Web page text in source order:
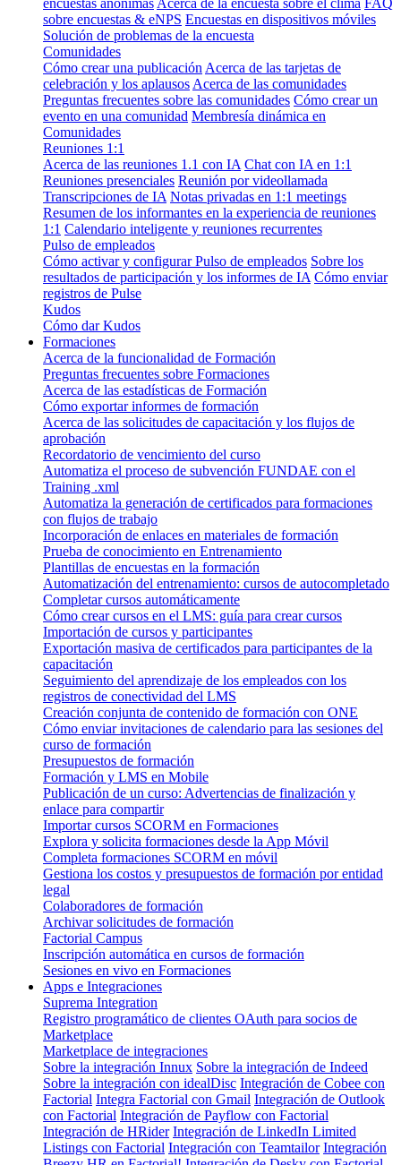
sobre encuestas & eNPS Encuestas en dispositivos móviles
Solución de problemas de la encuesta
Comunidades
Cómo crear una publicación Acerca de las tarjetas de
celebración y los aplausos Acerca de las comunidades
Preguntas frecuentes sobre las comunidades Cómo crear un
evento en una comunidad Membresía dinámica en
Comunidades
Reuniones 1:1
Acerca de las reuniones 1.1 con IA Chat con IA en 1:1
Reuniones presenciales Reunión por videollamada
Transcripciones de IA Notas privadas en 1:1 meetings
Resumen de los informantes en la experiencia de reuniones
1:1 Calendario inteligente y reuniones recurrentes
Pulso de empleados
Cómo activar y configurar Pulso de empleados Sobre los
resultados de participación y los informes de IA Cómo enviar
registros de Pulse
Kudos
Cómo dar Kudos
Formaciones
Acerca de la funcionalidad de Formación
Preguntas frecuentes sobre Formaciones
Acerca de las estadísticas de Formación
Cómo exportar informes de formación
Acerca de las solicitudes de capacitación y los flujos de
aprobación
Recordatorio de vencimiento del curso
Automatiza el proceso de subvención FUNDAE con el
Training .xml
Automatiza la generación de certificados para formaciones
con flujos de trabajo
Incorporación de enlaces en materiales de formación
Prueba de conocimiento en Entrenamiento
Plantillas de encuestas en la formación
Automatización del entrenamiento: cursos de autocompletado
Completar cursos automáticamente
Cómo crear cursos en el LMS: guía para crear cursos
Importación de cursos y participantes
Exportación masiva de certificados para participantes de la
capacitación
Seguimiento del aprendizaje de los empleados con los
registros de conectividad del LMS
Creación conjunta de contenido de formación con ONE
Cómo enviar invitaciones de calendario para las sesiones del
curso de formación
Presupuestos de formación
Formación y LMS en Mobile
Publicación de un curso: Advertencias de finalización y
enlace para compartir
Importar cursos SCORM en Formaciones
Explora y solicita formaciones desde la App Móvil
Completa formaciones SCORM en móvil
Gestiona los costos y presupuestos de formación por entidad
legal
Colaboradores de formación
Archivar solicitudes de formación
Factorial Campus
Inscripción automática en cursos de formación
Sesiones en vivo en Formaciones
Apps e Integraciones
Suprema Integration
Registro programático de clientes OAuth para socios de
Marketplace
Marketplace de integraciones
Sobre la integración Innux Sobre la integración de Indeed
Sobre la integración con idealDisc Integración de Cobee con
Factorial Integra Factorial con Gmail Integración de Outlook
con Factorial Integración de Payflow con Factorial
Integración de HRider Integración de LinkedIn Limited
Listings con Factorial Integración con Teamtailor Integración